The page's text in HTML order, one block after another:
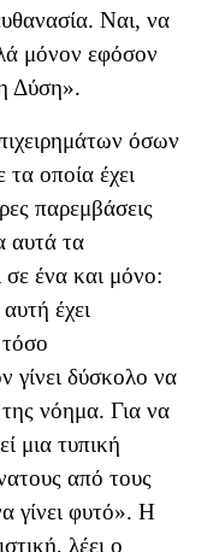
Ναι, να
μόνον εφόσον
Δύση».
όσων
οποία έχει
παρεμβάσεις
αυτά τα
ένα και μόνο:
έχει
γίνει δύσκολο να
της νόημα. Για να
μια τυπική
από τους
γίνει φυτό». Η
, λέει ο